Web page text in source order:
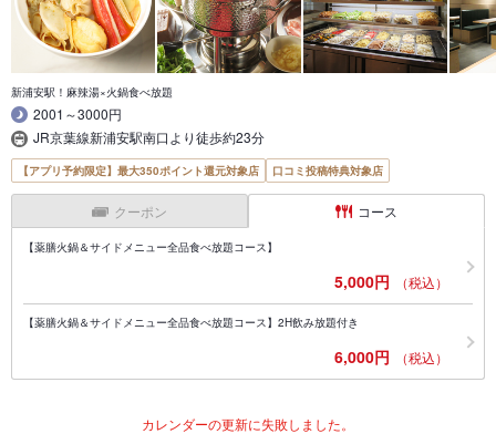
新浦安駅！麻辣湯×火鍋食べ放題
2001～3000円
JR京葉線新浦安駅南口より徒歩約23分
【アプリ予約限定】最大350ポイント還元対象店 口コミ投稿特典対象店
クーポン コース
【薬膳火鍋＆サイドメニュー全品食べ放題コース】
5,000円 （税込）
【薬膳火鍋＆サイドメニュー全品食べ放題コース】2H飲み放題付き
6,000円 （税込）
カレンダーの更新に失敗しました。